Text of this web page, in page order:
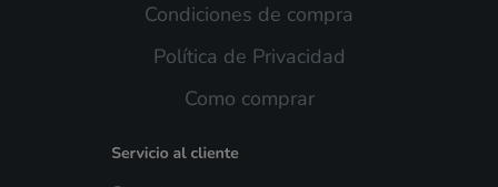
Condiciones de compra
Política de Privacidad
Como comprar